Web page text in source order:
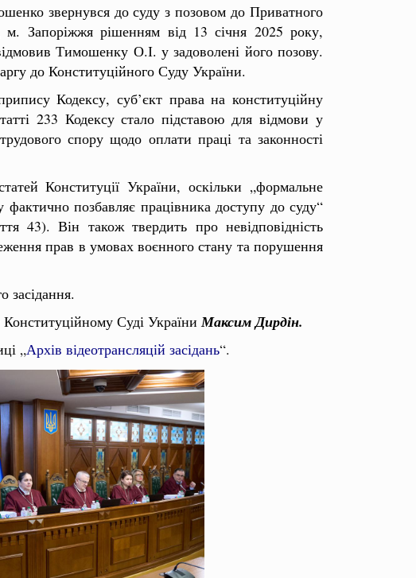
звернувся до суду з позовом до Приватного
м. Запоріжжя рішенням від 13 січня 2025 року,
Тимошенку О.І. у задоволені його позову.
до Конституційного Суду України.
Кодексу, суб’єкт права на конституційну
233 Кодексу стало підставою для відмови у
спору щодо оплати праці та законності
Конституції України, оскільки „формальне
позбавляє працівника доступу до суду“
43). Він також твердить про невідповідність
прав в умовах воєнного стану та порушення
засідання.
Суді України Максим Дирдін.
„Архів відеотрансляцій засідань“.